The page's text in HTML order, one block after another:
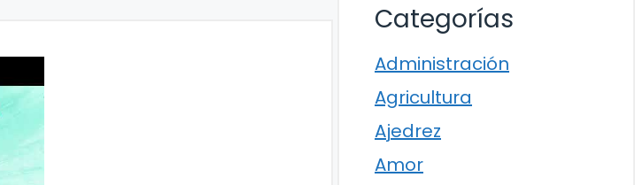
Categorías
Administración
Agricultura
Ajedrez
Amor